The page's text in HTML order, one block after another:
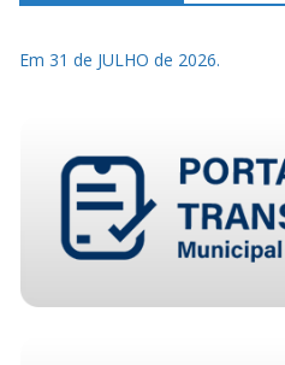
Em 31 de JULHO de 2026.